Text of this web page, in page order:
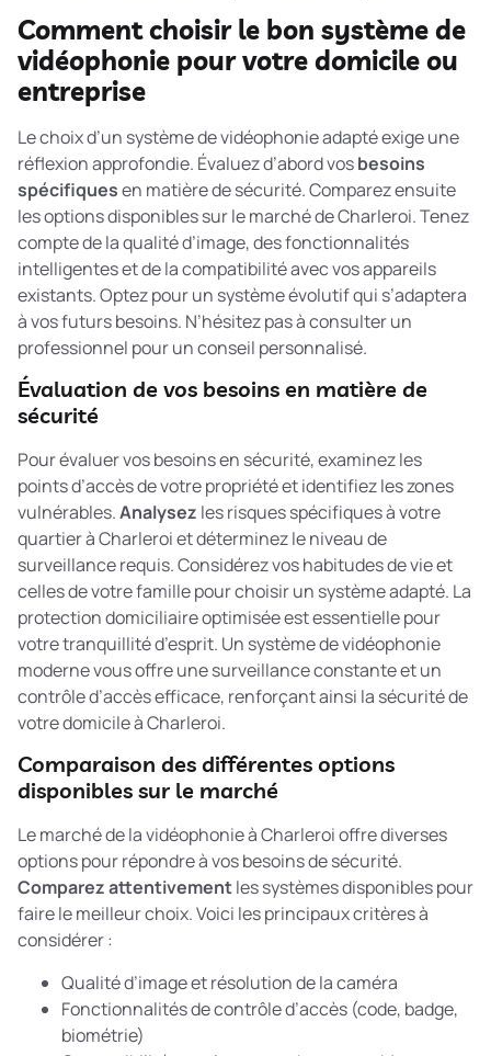
Comment choisir le bon système de
vidéophonie pour votre domicile ou
entreprise
Le choix d’un système de vidéophonie adapté exige une
réflexion approfondie. Évaluez d’abord vosbesoins
spécifiquesen matière de sécurité. Comparez ensuite
les options disponibles sur le marché de Charleroi. Tenez
compte de la qualité d’image, des fonctionnalités
intelligentes et de la compatibilité avec vos appareils
existants. Optez pour un système évolutif qui s’adaptera
à vos futurs besoins. N’hésitez pas à consulter un
professionnel pour un conseil personnalisé.
Évaluation de vos besoins en matière de
sécurité
Pour évaluer vos besoins en sécurité, examinez les
points d’accès de votre propriété et identifiez les zones
vulnérables.Analysez les risques spécifiques à votre
quartier à Charleroi et déterminez le niveau de
surveillance requis. Considérez vos habitudes de vie et
celles de votre famille pour choisir un système adapté. La
protection domiciliaire optimiséeest essentielle pour
votre tranquillité d’esprit. Un système de vidéophonie
moderne vous offre une surveillance constante et un
contrôle d’accès efficace, renforçant ainsi la sécurité de
votre domicile à Charleroi.
Comparaison des différentes options
disponibles sur le marché
Le marché de la vidéophonie à Charleroi offre diverses
options pour répondre à vos besoins de sécurité.
Comparez attentivementles systèmes disponibles pour
faire le meilleur choix. Voici les principaux critères à
considérer :
Qualité d’image et résolution de la caméra
Fonctionnalités de contrôle d’accès (code, badge,
biométrie)